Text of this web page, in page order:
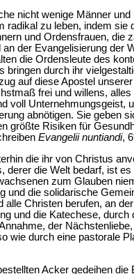
nicht wenige Männer
radikal zu leben, indem
und Ordensfrauen, die
an der Evangelisierung der
die Ordensleute des
bringen durch ihr
auf diese Apostel
frei und willens,
voll Unternehmungsgeist,
abnötigen. Sie geben
größte Risiken für
Evangelii nuntiandi,
die ihr von Christus
derer die Welt bedarf, ist
zum Glauben
und die solidarische
alle Christen berufen, an
und die Katechese,
der
wie durch eine pastorale
Acker gedeihen